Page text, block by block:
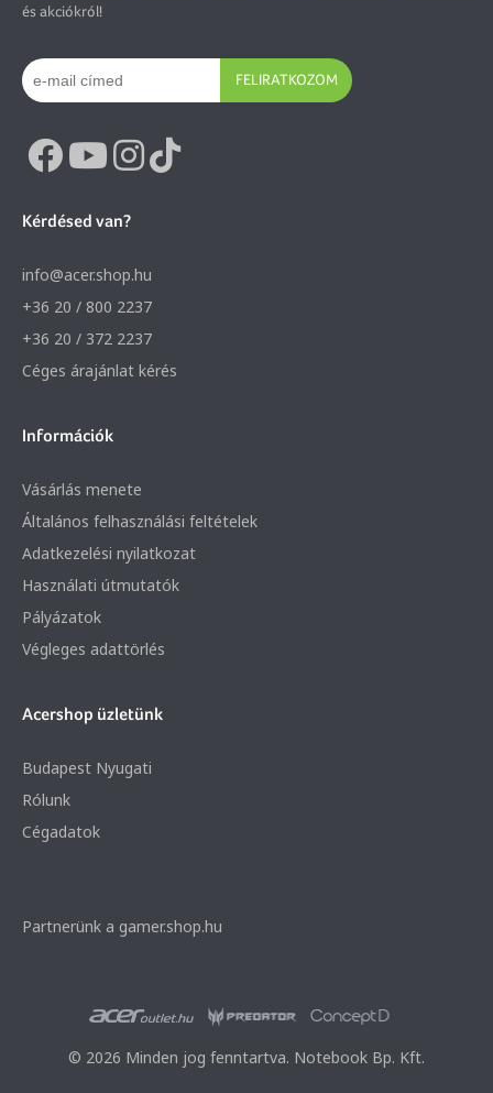
és akciókról!
FELIRATKOZOM
Kérdésed van?
info@acer.shop.hu
+36 20 / 800 2237
+36 20 / 372 2237
Céges árajánlat kérés
Információk
Vásárlás menete
Általános felhasználási feltételek
Adatkezelési nyilatkozat
Használati útmutatók
Pályázatok
Végleges adattörlés
Acershop üzletünk
Budapest Nyugati
Rólunk
Cégadatok
Partnerünk a gamer.shop.hu
© 2026 Minden jog fenntartva. Notebook Bp. Kft.